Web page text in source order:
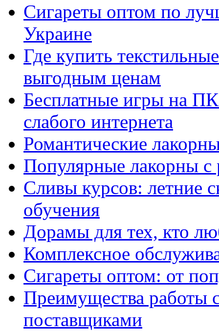
Сигареты оптом по
Украине
Где купить
выгодным ценам
Бесплатные игры на
слабого интернета
Романтические
Популярные лакорны с
Сливы курсов: летние
обучения
Дорамы для тех, кто
Комплексное
Сигареты оптом: от
Преимущества работы
поставщиками